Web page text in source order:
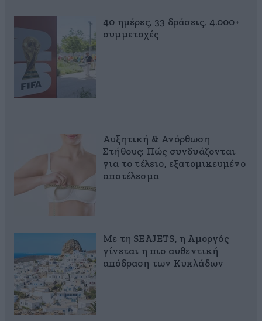
40 ημέρες, 33 δράσεις, 4.000+
συμμετοχές
Αυξητική & Ανόρθωση
Στήθους: Πώς συνδυάζονται
για το τέλειο, εξατομικευμένο
αποτέλεσμα
Με τη SEAJETS, η Αμοργός
γίνεται η πιο αυθεντική
απόδραση των Κυκλάδων